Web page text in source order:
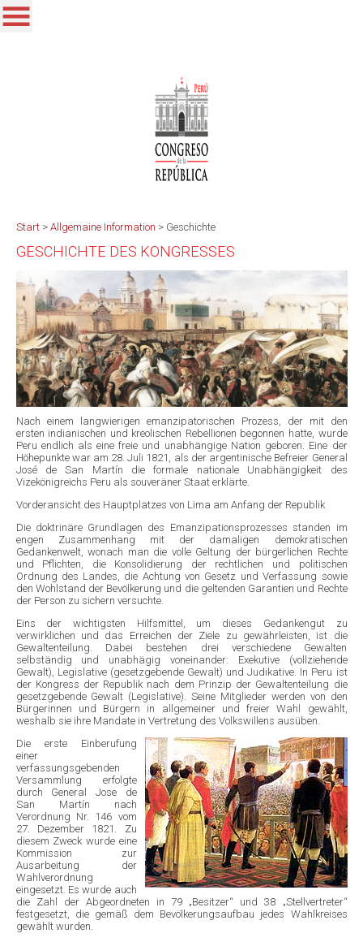
Start > Allgemaine Information > Geschichte
GESCHICHTE DES KONGRESSES
Nach einem langwierigen emanzipatorischen Prozess, der mit den
ersten indianischen und kreolischen Rebellionen begonnen hatte, wurde
Peru endlich als eine freie und unabhängige Nation geboren. Eine der
Höhepunkte war am 28. Juli 1821, als der argentinische Befreier General
José de San Martín die formale nationale Unabhängigkeit des
Vizekönigreichs Peru als souveräner Staat erklärte.
Vorderansicht des Hauptplatzes von Lima am Anfang der Republik
Die doktrinäre Grundlagen des Emanzipationsprozesses standen im
engen Zusammenhang mit der damaligen demokratischen
Gedankenwelt, wonach man die volle Geltung der bürgerlichen Rechte
und Pflichten, die Konsolidierung der rechtlichen und politischen
Ordnung des Landes, die Achtung von Gesetz und Verfassung sowie
den Wohlstand der Bevölkerung und die geltenden Garantien und Rechte
der Person zu sichern versuchte.
Eins der wichtigsten Hilfsmittel, um dieses Gedankengut zu
verwirklichen und das Erreichen der Ziele zu gewährleisten, ist die
Gewaltenteilung. Dabei bestehen drei verschiedene Gewalten
selbständig und unabhägig voneinander: Exekutive (vollziehende
Gewalt), Legislative (gesetzgebende Gewalt) und Judikative. In Peru ist
der Kongress der Republik nach dem Prinzip der Gewaltenteilung die
gesetzgebende Gewalt (Legislative). Seine Mitglieder werden von den
Bürgerinnen und Bürgern in allgemeiner und freier Wahl gewählt,
weshalb sie ihre Mandate in Vertretung des Volkswillens ausüben.
Die erste Einberufung
einer
verfassungsgebenden
Versammlung erfolgte
durch General Jose de
San Martín nach
Verordnung Nr. 146 vom
27. Dezember 1821. Zu
diesem Zweck wurde eine
Kommission zur
Ausarbeitung der
Wahlverordnung
eingesetzt. Es wurde auch
die Zahl der Abgeordneten in 79 „Besitzer“ und 38 „Stellvertreter“
festgesetzt, die gemäß dem Bevölkerungsaufbau jedes Wahlkreises
gewählt wurden.